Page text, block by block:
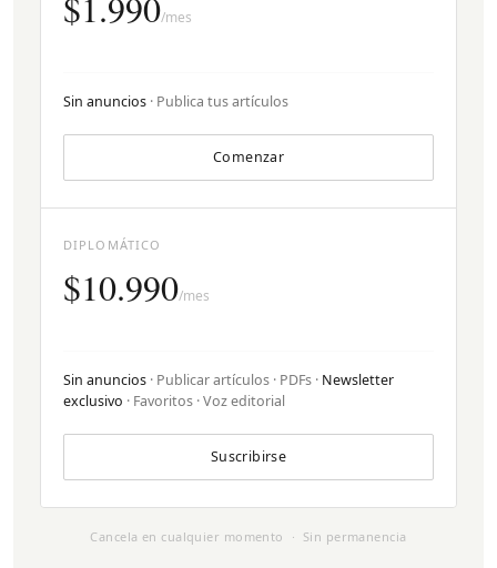
/mes
Sin anuncios · Publica tus artículos
Comenzar
DIPLOMÁTICO
$10.990/mes
Sin anuncios · Publicar artículos · PDFs · Newsletter
exclusivo · Favoritos · Voz editorial
Suscribirse
Cancela en cualquier momento · Sin permanencia